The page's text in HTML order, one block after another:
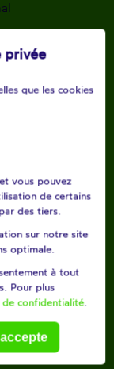
saverne
irmstett
privée
que les cookies
vous pouvez
de certains
des tiers.
sur notre site
optimale.
à tout
Pour plus
confidentialité.